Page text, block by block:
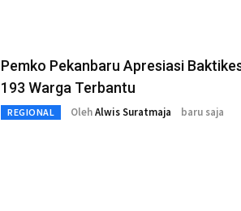
Pemko Pekanbaru Apresiasi
193 Warga Terbantu
REGIONAL OlehAlwis Suratmaja baru saja